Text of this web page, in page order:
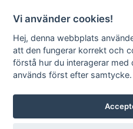
Vi använder cookies!
Hej, denna webbplats
att den fungerar korrekt och
förstå hur du interagerar med
används först efter